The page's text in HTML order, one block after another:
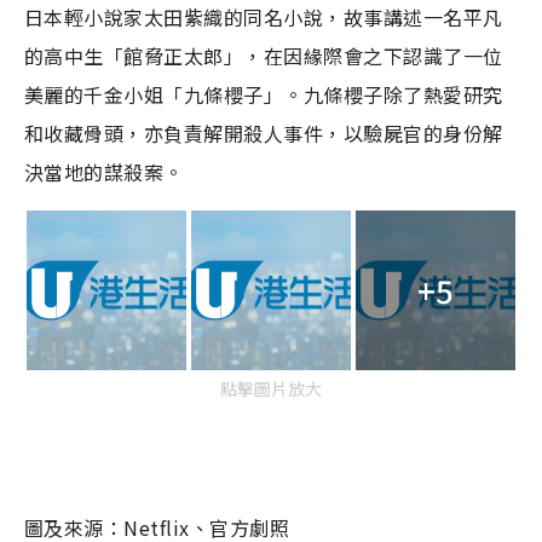
日本輕小說家太田紫織的同名小說，故事講述一名平凡
的高中生「館脅正太郎」，在因緣際會之下認識了一位
美麗的千金小姐「九條櫻子」。九條櫻子除了熱愛研究
和收藏骨頭，亦負責解開殺人事件，以驗屍官的身份解
決當地的謀殺案。
+5
點擊圖片放大
圖及來源：Netflix、官方劇照